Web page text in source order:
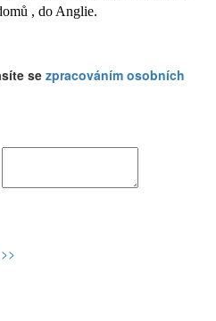
, do Anglie.
se zpracováním osobních